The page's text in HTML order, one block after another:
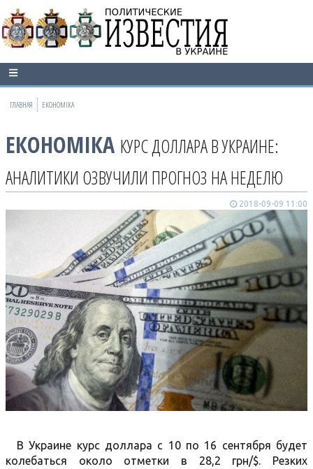
ГЛАВНАЯ ЕКОНОМІКА
ЕКОНОМІКА КУРС ДОЛЛАРА В УКРАИНЕ:
АНАЛИТИКИ ОЗВУЧИЛИ ПРОГНОЗ НА НЕДЕЛЮ
2018-09-09 11:00
В Украине курс доллара с 10 по 16 сентября будет
колебаться около отметки в 28,2 грн/$. Резких